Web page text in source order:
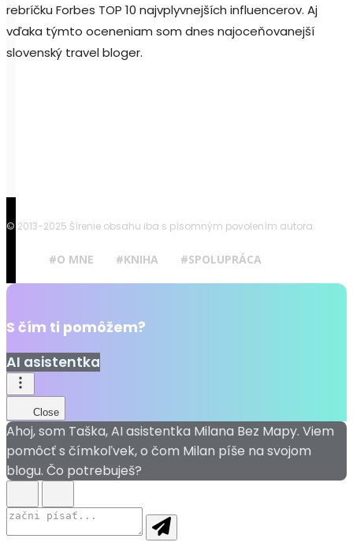
rebríčku Forbes TOP 10 najvplyvnejších influencerov. Aj
vďaka týmto oceneniam som dnes najoceňovanejší
slovenský travel bloger.
© 2013-2025 Šírenie obsahu iba s písomným povolením autora.
#O MNE #KNIHA #SPOLUPRÁCA
S čím ti pomôžem?
AI asistentka
Close
Ahoj, som Taška, AI asistentka Milana Bez Mapy. Viem
pomôcť s čímkoľvek, o čom Milan píše na svojom
blogu. Čo potrebuješ?